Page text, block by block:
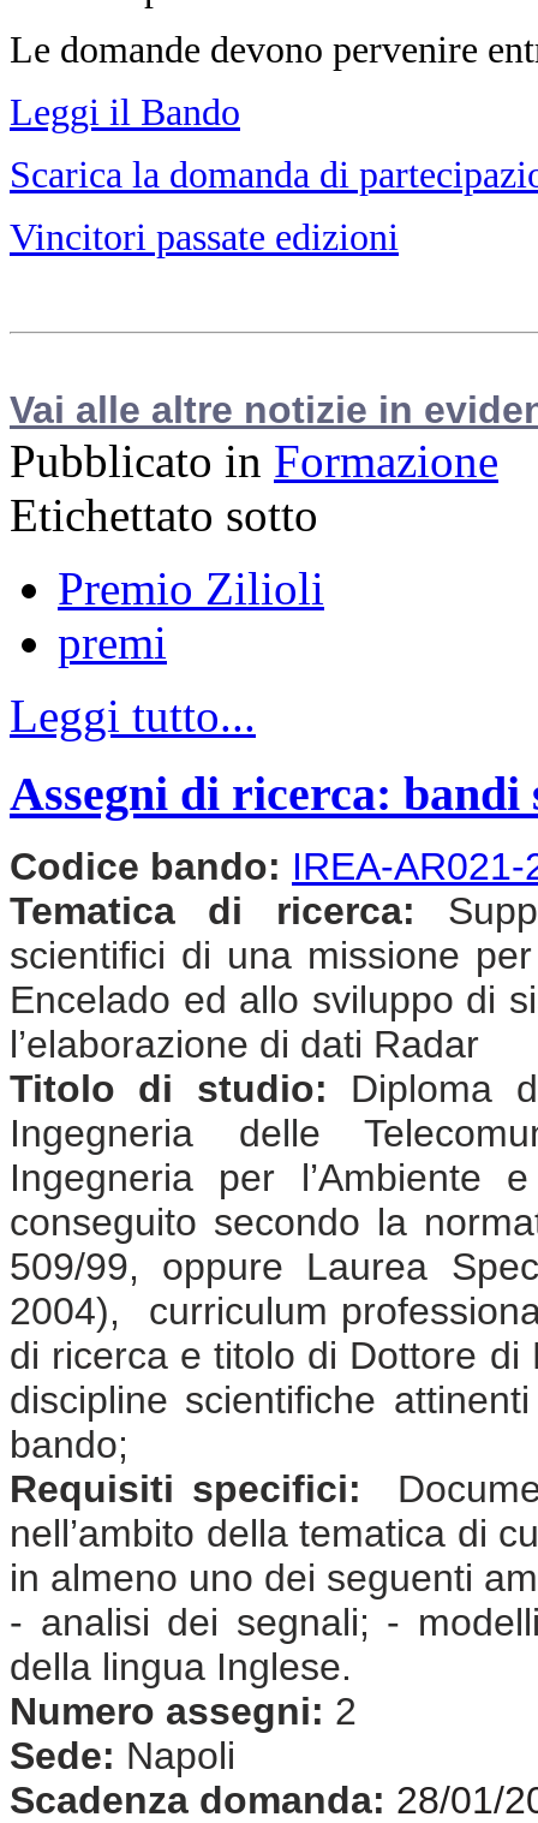
Le domande devono pervenire
Leggi il Bando
Scarica la domanda di
Vincitori passate edizioni
Vai alle altre notizie in
Pubblicato in Formazione
Etichettato sotto
Premio Zilioli
premi
Leggi tutto...
Assegni di ricerca: bandi
Codice bando: IREA-AR021-
Tematica di ricerca:
scientifici di una missione
Encelado ed allo sviluppo di
l’elaborazione di dati Radar
Titolo di studio: Diploma
Ingegneria delle
Ingegneria per l’Ambiente
conseguito secondo la
509/99, oppure Laurea
2004), curriculum
di ricerca e titolo di Dottore
discipline scientifiche
bando;
Requisiti specifici:
nell’ambito della tematica di
in almeno uno dei seguenti
- analisi dei segnali; -
della lingua Inglese.
Numero assegni: 2
Sede: Napoli
Scadenza domanda: 28/01/